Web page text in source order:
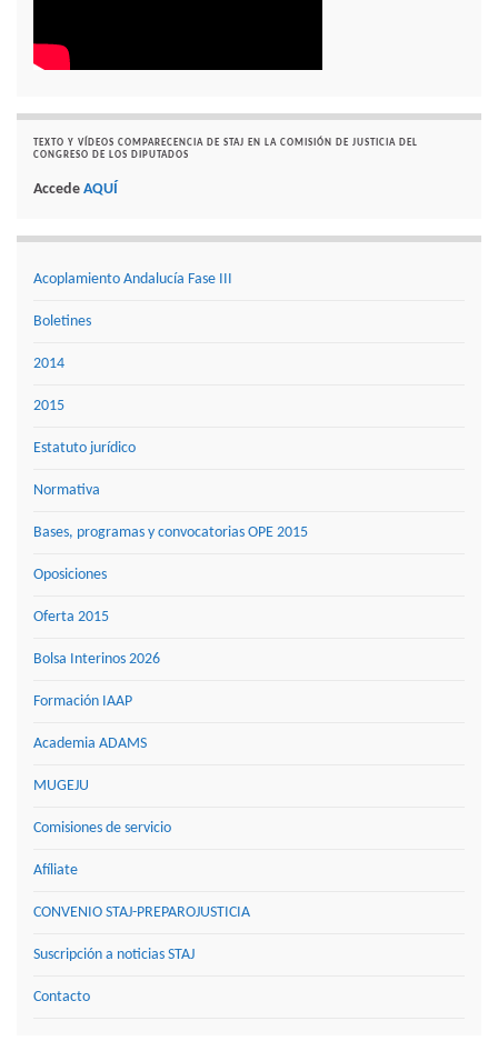
TEXTO Y VÍDEOS COMPARECENCIA DE STAJ EN LA COMISIÓN DE JUSTICIA DEL
CONGRESO DE LOS DIPUTADOS
Accede AQUÍ
Acoplamiento Andalucía Fase III
Boletines
2014
2015
Estatuto jurídico
Normativa
Bases, programas y convocatorias OPE 2015
Oposiciones
Oferta 2015
Bolsa Interinos 2026
Formación IAAP
Academia ADAMS
MUGEJU
Comisiones de servicio
Afíliate
CONVENIO STAJ-PREPAROJUSTICIA
Suscripción a noticias STAJ
Contacto